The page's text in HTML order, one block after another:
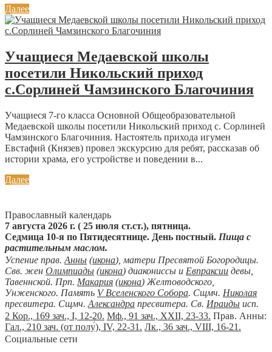
Далее
Учащиеся Медаевской школы
посетили Никольский приход
с.Сорлиней Чамзинского Благочиния
Учащиеся 7-го класса Основной Общеобразовательной
Медаевской школы посетили Никольский приход с. Сорлиней
Чамзинского Благочиния. Настоятель прихода игумен
Евстафий (Князев) провел экскурсию для ребят, рассказав об
истории храма, его устройстве и поведении в...
Далее
Православный календарь
7 августа 2026 г. ( 25 июля ст.ст.), пятница.
Седмица 10-я по Пятидесятнице. День постный. Пища с
растительным маслом.
Успение прав. Анны (икона), матери Пресвятой Богородицы.
Свв. жен Олимпиады (икона) диакониссы и Евпраксии девы,
Тавеннской. Прп. Макария (икона) Желтоводского,
Унженского. Память V Вселенского Собора. Сщмч. Николая
пресвитера. Сщмч. Александра пресвитера. Св. Ираиды исп.
2 Кор., 169 зач., I, 12-20. Мф., 91 зач., XXII, 23-33. Прав. Анны:
Гал., 210 зач. (от полу́), IV, 22-31. Лк., 36 зач., VIII, 16-21.
Социальные сети